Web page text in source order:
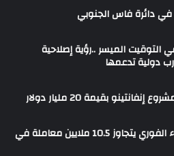
دائرة فاس الجنوبي
الميسر ..رؤية إصلاحية
دولية تدعمها
بقيمة 20 مليار دولار
رواندا.. نظام “إي كاش” للأداء الفوري يتجاوز 10.5 ملايين معاملة في